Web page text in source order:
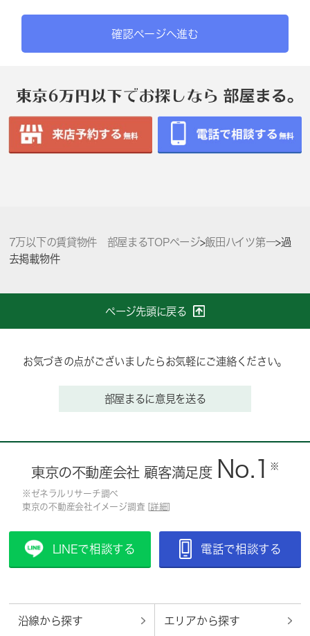
確認ページへ進む
7万以下の賃貸物件 部屋まるTOPページ>飯田ハイツ第一>過
去掲載物件
ページ先頭に戻る
お気づきの点がございましたらお気軽にご連絡ください。
部屋まるに意見を送る
東京の不動産会社 顧客満足度 No.1 ※
※ゼネラルリサーチ調べ
東京の不動産会社イメージ調査 [ 詳細
LINEで相談する 電話で相談する
沿線から探す エリアから探す